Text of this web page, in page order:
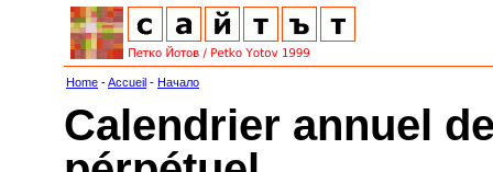
Home -Accueil - Начало
Calendrier annuel